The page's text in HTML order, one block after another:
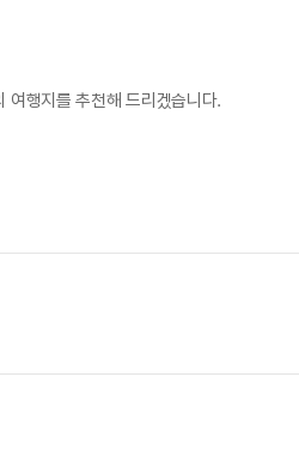
여행지를 추천해 드리겠습니다.